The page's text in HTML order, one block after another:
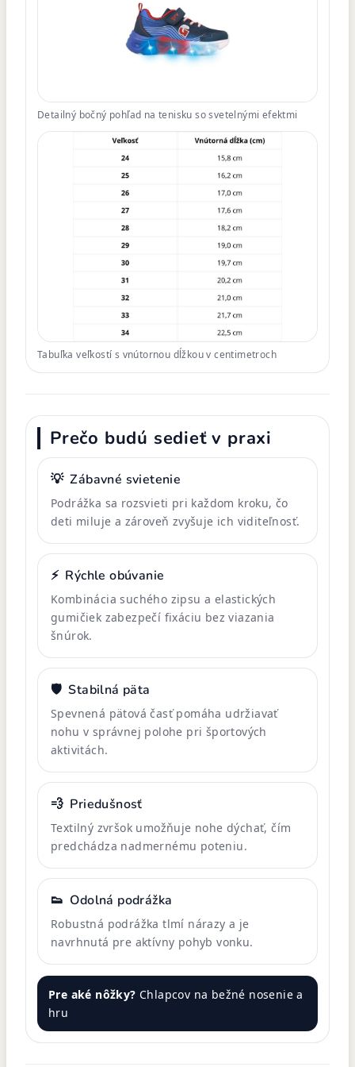
Detailný bočný pohľad na tenisku so svetelnými efektmi
Tabuľka veľkostí s vnútornou dĺžkou v centimetroch
Prečo budú sedieť v praxi
💡 Zábavné svietenie
Podrážka sa rozsvieti pri každom kroku, čo
deti miluje a zároveň zvyšuje ich viditeľnosť.
⚡ Rýchle obúvanie
Kombinácia suchého zipsu a elastických
gumičiek zabezpečí fixáciu bez viazania
šnúrok.
🛡️ Stabilná päta
Spevnená pätová časť pomáha udržiavať
nohu v správnej polohe pri športových
aktivitách.
💨 Priedušnosť
Textilný zvršok umožňuje nohe dýchať, čím
predchádza nadmernému poteniu.
👟 Odolná podrážka
Robustná podrážka tlmí nárazy a je
navrhnutá pre aktívny pohyb vonku.
Pre aké nôžky? Chlapcov na bežné nosenie a
hru